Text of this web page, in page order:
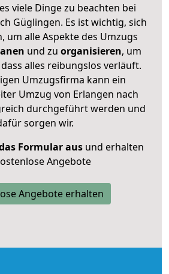
viele Dinge zu beachten bei
Güglingen. Es ist wichtig, sich
um alle Aspekte des Umzugs
und zu organisieren, um
alles reibungslos verläuft.
Umzugsfirma kann ein
Umzug von Erlangen nach
durchgeführt werden und
sorgen wir.
Formular ausund erhalten
Angebote
Angebote erhalten